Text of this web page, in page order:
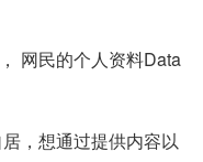
网民的个人资料Data
，想通过提供内容以